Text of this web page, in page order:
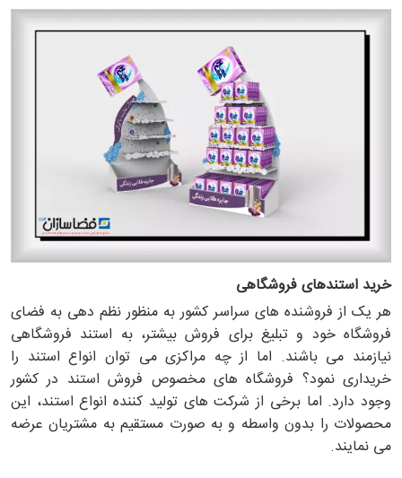
خرید استندهای فروشگاهی
هر یک از فروشنده های سراسر کشور به منظور نظم دهی به فضای
فروشگاه خود و تبلیغ برای فروش بیشتر، به استند فروشگاهی
نیازمند می باشند. اما از چه مراکزی می توان انواع استند را
خریداری نمود؟ فروشگاه های مخصوص فروش استند در کشور
وجود دارد. اما برخی از شرکت های تولید کننده انواع استند، این
محصولات را بدون واسطه و به صورت مستقیم به مشتریان عرضه
می نمایند.